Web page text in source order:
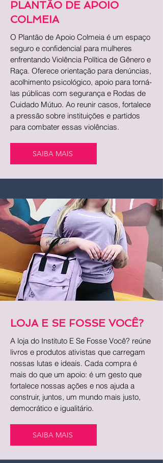
PLANTÃO DE APOIO
COLMEIA
O Plantão de Apoio Colmeia é um espaço
seguro e confidencial para mulheres
enfrentando Violência Política de Gênero e
Raça. Oferece orientação para denúncias,
acolhimento psicológico, apoio para torná-
las públicas com segurança e Rodas de
Cuidado Mútuo. Ao reunir casos, fortalece
a pressão sobre instituições e partidos
para combater essas violências.
SAIBA MAIS
LOJA E SE FOSSE VOCÊ?
A loja do Instituto E Se Fosse Você? reúne
livros e produtos ativistas que carregam
nossas lutas e ideais. Cada compra é
mais do que um apoio: é um gesto que
fortalece nossas ações e nos ajuda a
construir, juntos, um mundo mais justo,
democrático e igualitário.
SAIBA MAIS